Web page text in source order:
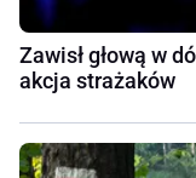
Zawisł głową w
akcja strażaków